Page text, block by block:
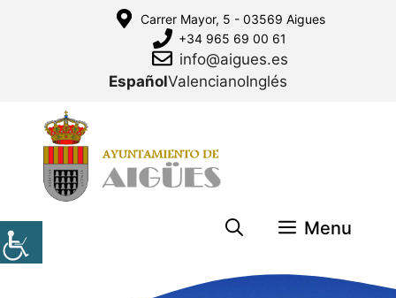
Carrer Mayor, 5 - 03569 Aigues
+34 965 69 00 61
info@aigues.es
EspañolValencianoInglés
Menu